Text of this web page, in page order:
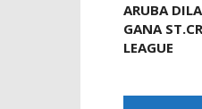
ARUBA
GANA
LEAGUE